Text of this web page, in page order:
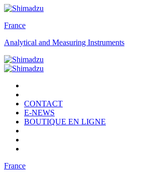
France
Analytical and Measuring Instruments
CONTACT
E-NEWS
BOUTIQUE EN LIGNE
France